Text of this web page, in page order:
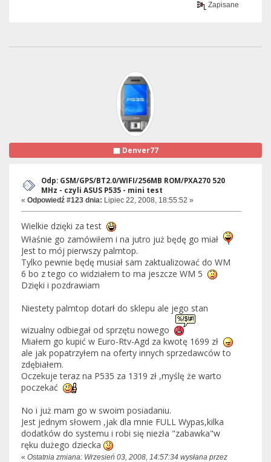
Zapisane
Denver77
Odp: GSM/GPS/BT2.0/WIFI/256MB ROM/PXA270 520
MHz - czyli ASUS P535 - mini test
« Odpowiedź #123 dnia: Lipiec 22, 2008, 18:55:52 »
Wielkie dzięki za test
Właśnie go zamówiłem i na jutro już będę go miał
Jest to mój pierwszy palmtop.
Tylko pewnie będę musiał sam zaktualizować do WM
6 bo z tego co widziałem to ma jeszcze WM 5
Dzięki i pozdrawiam
Niestety palmtop dotarł do sklepu ale jego stan
wizualny odbiegał od sprzętu nowego
Miałem go kupić w Euro-Rtv-Agd za kwotę 1699 zł
ale jak popatrzyłem na oferty innych sprzedawców to
zdębiałem.
Oczekuje teraz na P535 za 1319 zł ,myślę że warto
poczekać
No i już mam go w swoim posiadaniu.
Jest jednym słowem ,jak dla mnie FULL Wypas,kilka
dodatków do systemu i robi się niezła "zabawka"w
ręku dużego dziecka
« Ostatnia zmiana: Wrzesień 03, 2008, 14:57:34 wysłana przez